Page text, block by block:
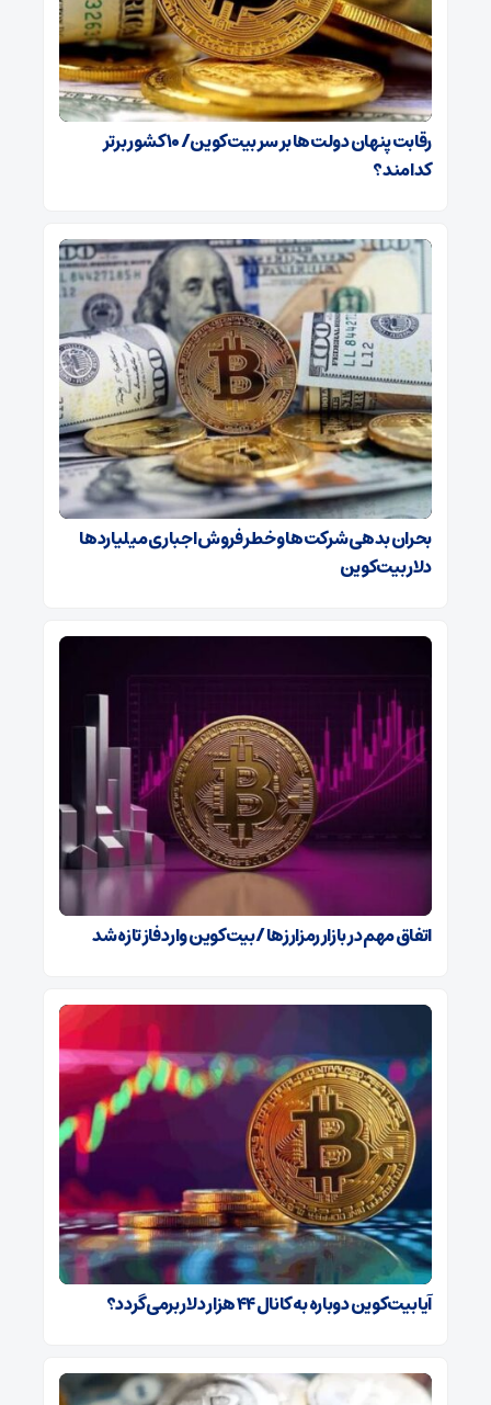
رقابت پنهان دولت‌ها بر سر بیت‌کوین/ ۱۰ کشور برتر
کدامند؟
بحران بدهی شرکت‌ها و خطر فروش اجباری میلیاردها
دلار بیت‌کوین
اتفاق مهم در بازار رمزارزها / بیت‌کوین وارد فاز تازه شد
آیا بیت‌کوین دوباره به کانال ۴۴ هزار دلار برمی‌گردد؟